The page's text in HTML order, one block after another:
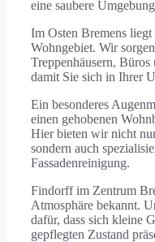
eine saubere
Im Osten Bremens
Wohngebiet. Wir
Treppenhäusern,
damit Sie sich in Ihrer
Ein besonderes
einen gehobenen
Hier bieten wir nicht
sondern auch
Fassadenreinigung.
Findorff im Zentrum
Atmosphäre bekannt.
dafür, dass sich kleine
gepflegten Zustand